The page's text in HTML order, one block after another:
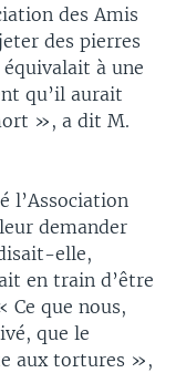
des Amis
des pierres
à une
qu’il aurait
», a dit M.
l’Association
demander
elle,
en train d’être
Ce que nous,
que le
aux tortures »,